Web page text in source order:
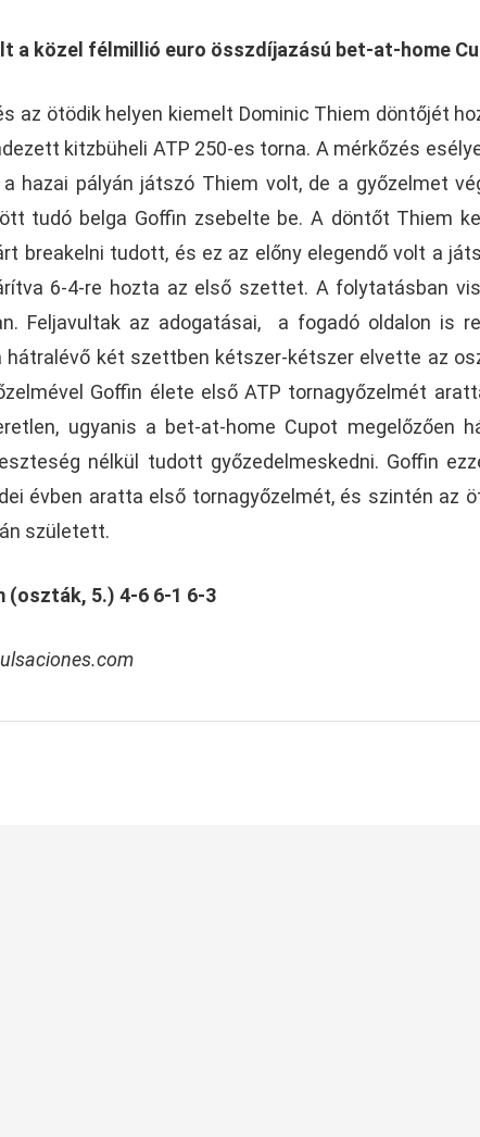
a közel félmillió euro összdíjazású bet-at-home
az ötödik helyen kiemelt Dominic Thiem döntőjét
kitzbüheli ATP 250-es torna. A mérkőzés
hazai pályán játszó Thiem volt, de a győzelmet
tudó belga Goffin zsebelte be. A döntőt Thiem
breakelni tudott, és ez az előny elegendő volt a
6-4-re hozta az első szettet. A folytatásban
Feljavultak az adogatásai, a fogadó oldalon is
két szettben kétszer-kétszer elvette az
Goffin élete első ATP tornagyőzelmét
ugyanis a bet-at-home Cupot megelőzően
nélkül tudott győzedelmeskedni. Goffin
évben aratta első tornagyőzelmét, és szintén az
született.
(oszták, 5.) 4-6 6-1 6-3